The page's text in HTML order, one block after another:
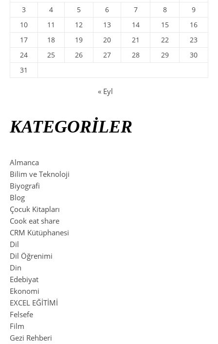
3
4 5 6 7 8
9
10
11 12 13 14 15
16
17
18 19 20 21 22
23
24
25 26 27 28 29
30
31
« Eyl
KATEGORİLER
Almanca
Bilim ve Teknoloji
Biyografi
Blog
Çocuk Kitapları
Cook eat share
CRM Kütüphanesi
Dil
Dil Öğrenimi
Din
Edebiyat
Ekonomi
EXCEL EĞİTİMİ
Felsefe
Film
Gezi Rehberi